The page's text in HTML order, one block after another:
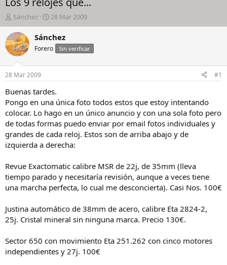
I
n
i
c
i
a
d
o
r
e
l
h
i
l
Sánchez
F
e
c
a
i
n
c
i
o
28 Mar 2009
Sánchez
Forero Sin verificar
28 Mar 2009 #1
Buenas tardes.
Pongo en una única foto todos estos que estoy intentando
colocar. Lo hago en un único anuncio y con una sola foto pero
de todas formas puedo enviar por email fotos individuales y
grandes de cada reloj. Estos son de arriba abajo y de
izquierda a derecha:
Revue Exactomatic calibre MSR de 22j, de 35mm (lleva
tiempo parado y necesitaría revisión, aunque a veces tiene
una marcha perfecta, lo cual me desconcierta). Casi Nos. 100€
Justina automático de 38mm de acero, calibre Eta 2824-2,
25j. Cristal mineral sin ninguna marca. Precio 130€.
Sector 650 con movimiento Eta 251.262 con cinco motores
independientes y 27j. 100€